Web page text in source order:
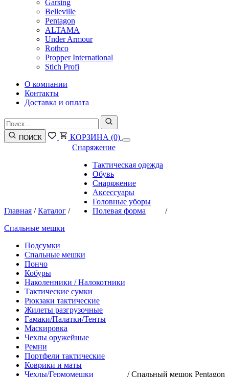
Garsing
Belleville
Pentagon
ALTAMA
Under Armour
Rothco
Propper International
Stich Profi
О компании
Контакты
Доставка и оплата
ПОИСК КОРЗИНА (0)
Главная /Каталог /
Снаряжение
Тактическая одежда
Обувь
Снаряжение
Аксессуары
Головные уборы
Полевая форма
/
Спальные мешки
Подсумки
Спальные мешки
Пончо
Кобуры
Наколенники / Налокотники
Тактические сумки
Рюкзаки тактические
Жилеты разгрузочные
Гамаки/Палатки/Тенты
Маскировка
Чехлы оружейные
Ремни
Портфели тактические
Коврики и маты
Чехлы/Гермомешки
/Спальный мешок Pentagon